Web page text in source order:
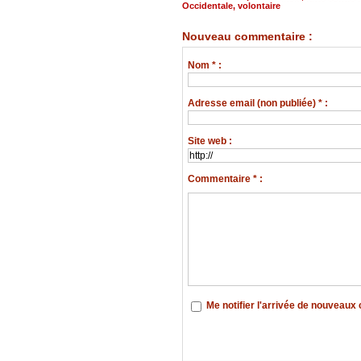
Occidentale, volontaire
Nouveau commentaire :
Nom * :
Adresse email (non publiée) * :
Site web :
Commentaire * :
Me notifier l'arrivée de nouveaux